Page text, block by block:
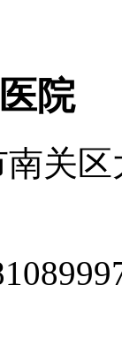
院
关